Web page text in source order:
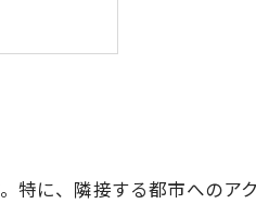
たち
特に、隣接する都市へのア